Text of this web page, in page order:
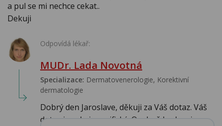
a pul se mi nechce cekat..
Dekuji
Odpovídá lékař:
MUDr. Lada Novotná
Specializace: Dermatovenerologie, Korektivní
dermatologie
Dobrý den Jaroslave, děkuji za Váš dotaz. Váš
dotaz je velmi specifický. Osobně bych asi vyz...